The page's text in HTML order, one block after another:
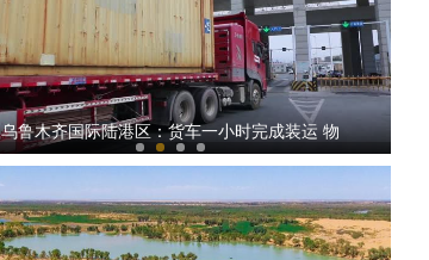
乌鲁木齐国际陆港区：货车一小时完成装运 物